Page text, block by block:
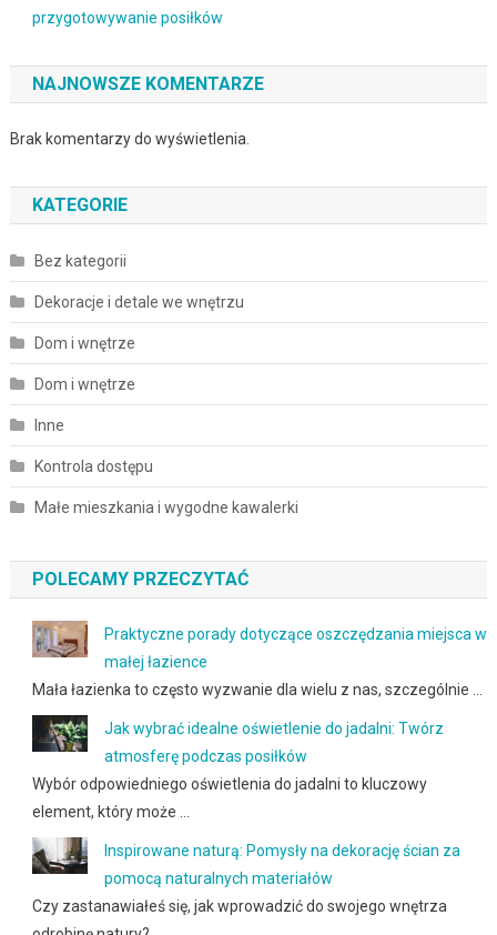
przygotowywanie posiłków
NAJNOWSZE KOMENTARZE
Brak komentarzy do wyświetlenia.
KATEGORIE
Bez kategorii
Dekoracje i detale we wnętrzu
Dom i wnętrze
Dom i wnętrze
Inne
Kontrola dostępu
Małe mieszkania i wygodne kawalerki
POLECAMY PRZECZYTAĆ
Praktyczne porady dotyczące oszczędzania miejsca w
małej łazience
Mała łazienka to często wyzwanie dla wielu z nas, szczególnie …
Jak wybrać idealne oświetlenie do jadalni: Twórz
atmosferę podczas posiłków
Wybór odpowiedniego oświetlenia do jadalni to kluczowy
element, który może …
Inspirowane naturą: Pomysły na dekorację ścian za
pomocą naturalnych materiałów
Czy zastanawiałeś się, jak wprowadzić do swojego wnętrza